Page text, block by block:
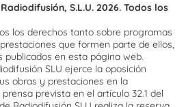
S.L.U. 2026. Todos los
los derechos tanto sobre programas
que formen parte de ellos,
publicados en esta página web.
SLU ejerce la oposición
obras y prestaciones en la
prevista en el artículo 32.1 del